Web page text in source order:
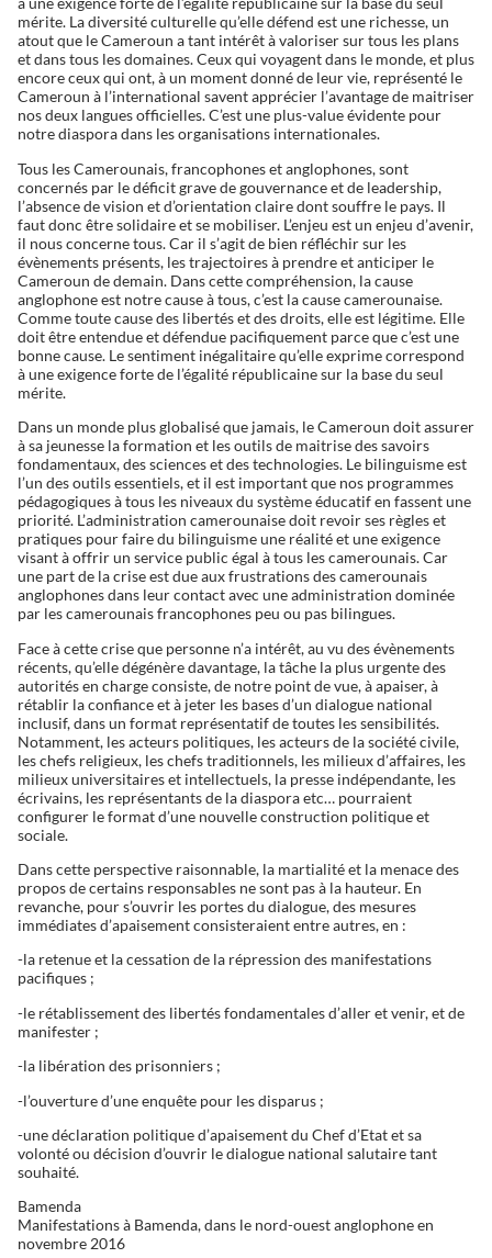
mérite. La diversité culturelle qu’elle défend est une richesse, un
atout que le Cameroun a tant intérêt à valoriser sur tous les plans
et dans tous les domaines. Ceux qui voyagent dans le monde, et plus
encore ceux qui ont, à un moment donné de leur vie, représenté le
Cameroun à l’international savent apprécier l’avantage de maitriser
nos deux langues officielles. C’est une plus-value évidente pour
notre diaspora dans les organisations internationales.
Tous les Camerounais, francophones et anglophones, sont
concernés par le déficit grave de gouvernance et de leadership,
l’absence de vision et d’orientation claire dont souffre le pays. Il
faut donc être solidaire et se mobiliser. L’enjeu est un enjeu d’avenir,
il nous concerne tous. Car il s’agit de bien réfléchir sur les
évènements présents, les trajectoires à prendre et anticiper le
Cameroun de demain. Dans cette compréhension, la cause
anglophone est notre cause à tous, c’est la cause camerounaise.
Comme toute cause des libertés et des droits, elle est légitime. Elle
doit être entendue et défendue pacifiquement parce que c’est une
bonne cause. Le sentiment inégalitaire qu’elle exprime correspond
à une exigence forte de l’égalité républicaine sur la base du seul
mérite.
Dans un monde plus globalisé que jamais, le Cameroun doit assurer
à sa jeunesse la formation et les outils de maitrise des savoirs
fondamentaux, des sciences et des technologies. Le bilinguisme est
l’un des outils essentiels, et il est important que nos programmes
pédagogiques à tous les niveaux du système éducatif en fassent une
priorité. L’administration camerounaise doit revoir ses règles et
pratiques pour faire du bilinguisme une réalité et une exigence
visant à offrir un service public égal à tous les camerounais. Car
une part de la crise est due aux frustrations des camerounais
anglophones dans leur contact avec une administration dominée
par les camerounais francophones peu ou pas bilingues.
Face à cette crise que personne n’a intérêt, au vu des évènements
récents, qu’elle dégénère davantage, la tâche la plus urgente des
autorités en charge consiste, de notre point de vue, à apaiser, à
rétablir la confiance et à jeter les bases d’un dialogue national
inclusif, dans un format représentatif de toutes les sensibilités.
Notamment, les acteurs politiques, les acteurs de la société civile,
les chefs religieux, les chefs traditionnels, les milieux d’affaires, les
milieux universitaires et intellectuels, la presse indépendante, les
écrivains, les représentants de la diaspora etc… pourraient
configurer le format d’une nouvelle construction politique et
sociale.
Dans cette perspective raisonnable, la martialité et la menace des
propos de certains responsables ne sont pas à la hauteur. En
revanche, pour s’ouvrir les portes du dialogue, des mesures
immédiates d’apaisement consisteraient entre autres, en :
-la retenue et la cessation de la répression des manifestations
pacifiques ;
-le rétablissement des libertés fondamentales d’aller et venir, et de
manifester ;
-la libération des prisonniers ;
-l’ouverture d’une enquête pour les disparus ;
-une déclaration politique d’apaisement du Chef d’Etat et sa
volonté ou décision d’ouvrir le dialogue national salutaire tant
souhaité.
Bamenda
Manifestations à Bamenda, dans le nord-ouest anglophone en
novembre 2016